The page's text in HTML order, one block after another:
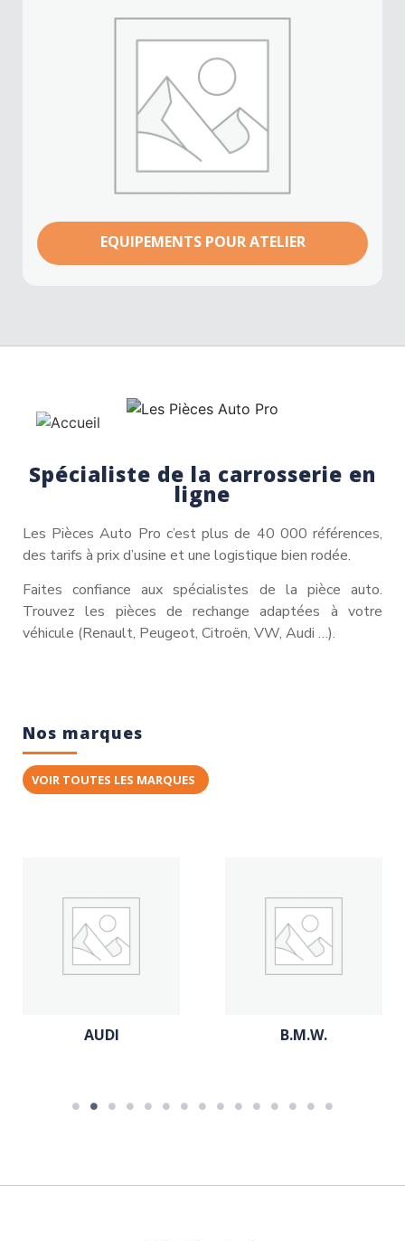
EQUIPEMENTS POUR ATELIER
Spécialiste de la carrosserie en
ligne
Les Pièces Auto Pro c’est plus de 40 000 références,
des tarifs à prix d’usine et une logistique bien rodée.
Faites confiance aux spécialistes de la pièce auto.
Trouvez les pièces de rechange adaptées à votre
véhicule (Renault, Peugeot, Citroën, VW, Audi …).
Nos marques
VOIR TOUTES LES MARQUES
AUDI B.M.W.